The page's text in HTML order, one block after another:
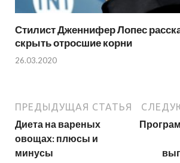
Стилист Дженнифер Лопес
скрыть отросшие корни
26.03.2020
ПРЕДЫДУЩАЯ СТАТЬЯ
Диета на вареных
овощах: плюсы и
минусы